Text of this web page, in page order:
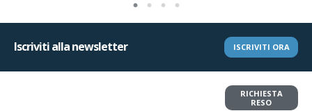
Vuoi restituire un articolo?
RESO